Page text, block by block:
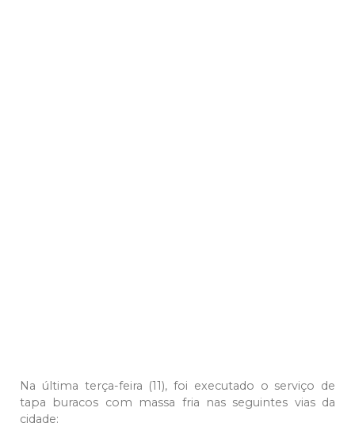
Na última terça-feira (11), foi executado o serviço de
tapa buracos com massa fria nas seguintes vias da
cidade: